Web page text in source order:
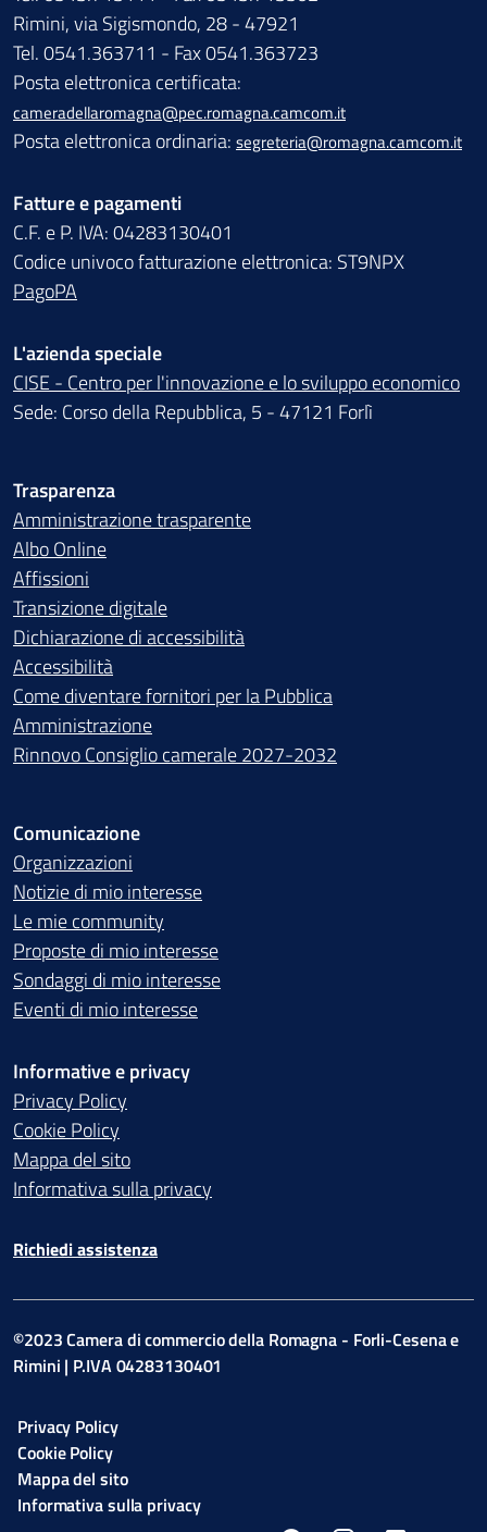
Rimini, via Sigismondo, 28 - 47921
Tel. 0541.363711 - Fax 0541.363723
Posta elettronica certificata:
cameradellaromagna@pec.romagna.camcom.it
Posta elettronica ordinaria: segreteria@romagna.camcom.it
Fatture e pagamenti
C.F. e P. IVA: 04283130401
Codice univoco fatturazione elettronica: ST9NPX
PagoPA
L'azienda speciale
CISE - Centro per l'innovazione e lo sviluppo economico
Sede: Corso della Repubblica, 5 - 47121 Forlì
Trasparenza
Amministrazione trasparente
Albo Online
Affissioni
Transizione digitale
Dichiarazione di accessibilità
Accessibilità
Come diventare fornitori per la Pubblica
Amministrazione
Rinnovo Consiglio camerale 2027-2032
Comunicazione
Organizzazioni
Notizie di mio interesse
Le mie community
Proposte di mio interesse
Sondaggi di mio interesse
Eventi di mio interesse
Informative e privacy
Privacy Policy
Cookie Policy
Mappa del sito
Informativa sulla privacy
Richiedi assistenza
©2023 Camera di commercio della Romagna - Forli-Cesena e
Rimini | P.IVA 04283130401
Privacy Policy
Cookie Policy
Mappa del sito
Informativa sulla privacy